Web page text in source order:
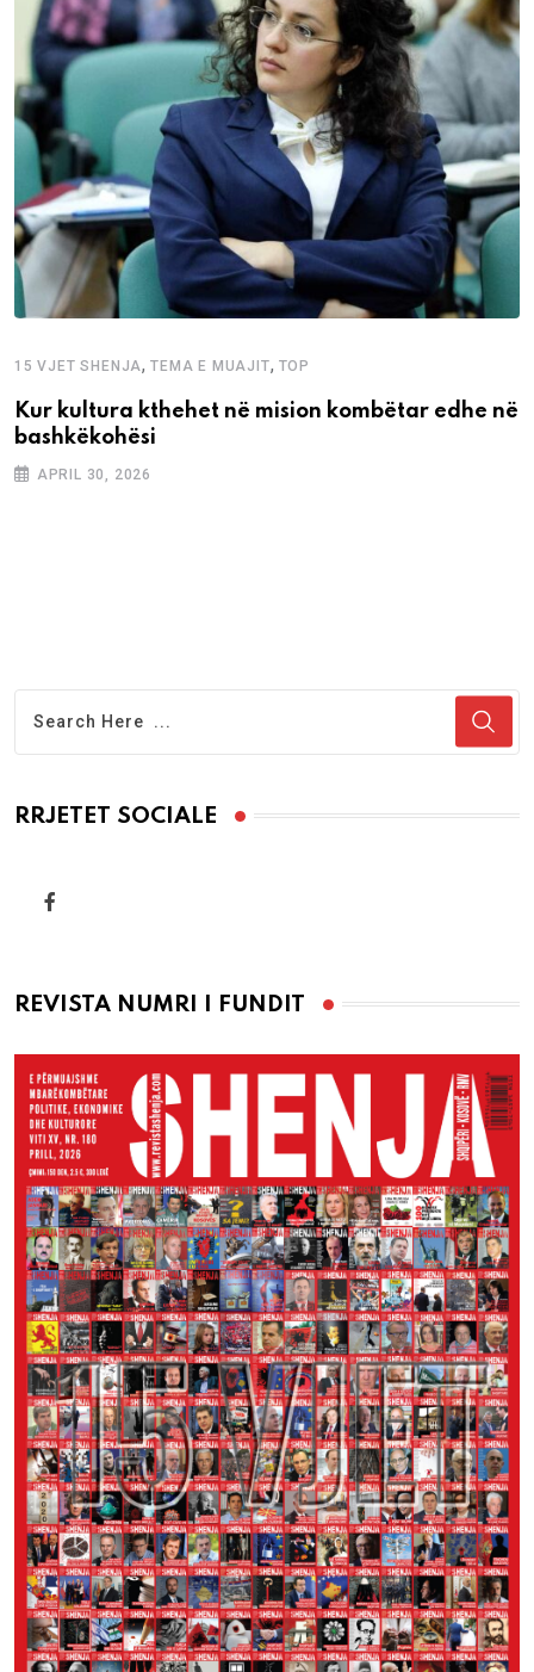
15 VJET SHENJA,TEMA E MUAJIT, TOP
Kur kultura kthehet në mision kombëtar edhe në
bashkëkohësi
APRIL 30, 2026
RRJETET SOCIALE
REVISTA NUMRI I FUNDIT